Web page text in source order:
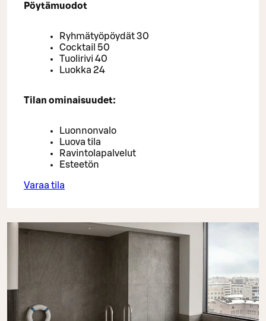
Pöytämuodot
Ryhmätyöpöydät 30
Cocktail 50
Tuolirivi 40
Luokka 24
Tilan ominaisuudet:
Luonnonvalo
Luova tila
Ravintolapalvelut
Esteetön
Varaa tila